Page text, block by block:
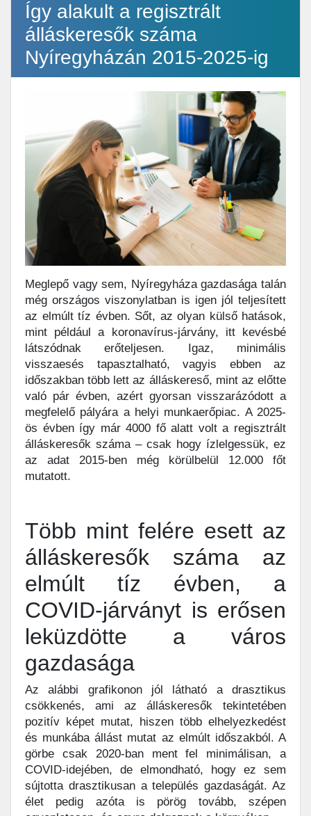
Így alakult a regisztrált
álláskeresők száma
Nyíregyházán 2015-2025-ig
Meglepő vagy sem, Nyíregyháza gazdasága talán
még országos viszonylatban is igen jól teljesített
az elmúlt tíz évben. Sőt, az olyan külső hatások,
mint például a koronavírus-járvány, itt kevésbé
látszódnak erőteljesen. Igaz, minimális
visszaesés tapasztalható, vagyis ebben az
időszakban több lett az álláskereső, mint az előtte
való pár évben, azért gyorsan visszarázódott a
megfelelő pályára a helyi munkaerőpiac. A 2025-
ös évben így már 4000 fő alatt volt a regisztrált
álláskeresők száma – csak hogy ízlelgessük, ez
az adat 2015-ben még körülbelül 12.000 főt
mutatott.
Több mint felére esett az
álláskeresők száma az
elmúlt tíz évben, a
COVID-járványt is erősen
leküzdötte a város
gazdasága
Az alábbi grafikonon jól látható a drasztikus
csökkenés, ami az álláskeresők tekintetében
pozitív képet mutat, hiszen több elhelyezkedést
és munkába állást mutat az elmúlt időszakból. A
görbe csak 2020-ban ment fel minimálisan, a
COVID-idejében, de elmondható, hogy ez sem
sújtotta drasztikusan a település gazdaságát. Az
élet pedig azóta is pörög tovább, szépen